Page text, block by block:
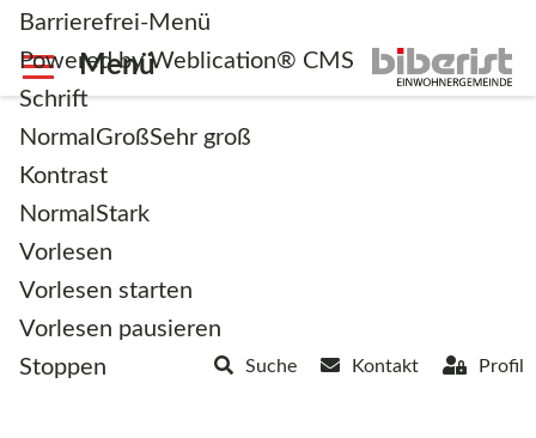
Barrierefrei-Menü
Powered by Weblication® CMS
Schrift
Normal GroßSehr groß
Kontrast
Normal Stark
Vorlesen
Vorlesen starten
Vorlesen pausieren
Stoppen
Profil
Kontakt
Suche
Wenger Fabienne